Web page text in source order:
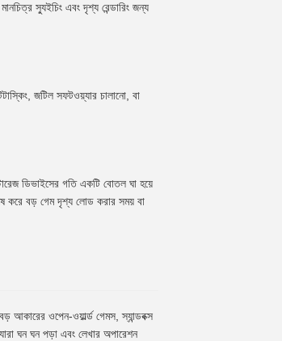
স্যুইচিং এবং দৃশ্য রেন্ডারিং জন্য
জটিল সফটওয়্যার চালানো, বা
ডিভাইসের গতি একটি বোতল ঘা হয়ে
করে বড় গেম দৃশ্য লোড করার সময় বা
আকারের ওপেন-ওয়ার্ল্ড গেমস, স্যান্ডবক্স
ঘন ঘন পড়া এবং লেখার অপারেশন